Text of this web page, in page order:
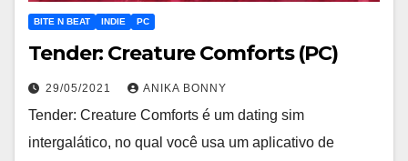
BITE N BEAT INDIE PC
Tender: Creature Comforts (PC)
29/05/2021 ANIKA BONNY
Tender: Creature Comforts é um dating sim
intergalático, no qual você usa um aplicativo de